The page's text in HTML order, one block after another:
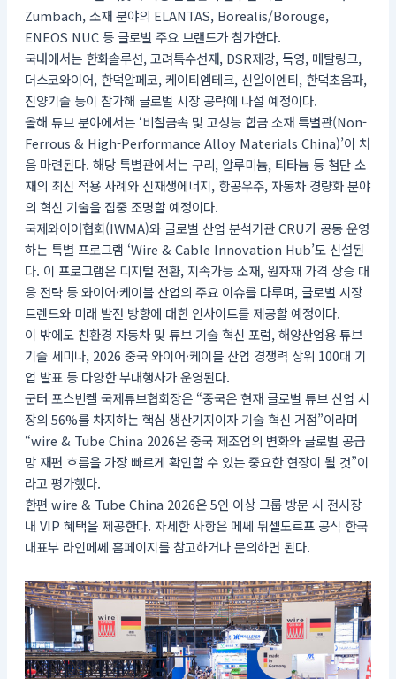
Zumbach, 소재 분야의 ELANTAS, Borealis/Borouge,
ENEOS NUC 등 글로벌 주요 브랜드가 참가한다.
국내에서는 한화솔루션, 고려특수선재, DSR제강, 득영, 메탈링크,
더스코와이어, 한덕알페코, 케이티엠테크, 신일이엔티, 한덕초음파,
진양기술 등이 참가해 글로벌 시장 공략에 나설 예정이다.
올해 튜브 분야에서는 ‘비철금속 및 고성능 합금 소재 특별관(Non-
Ferrous & High-Performance Alloy Materials China)’이 처
음 마련된다. 해당 특별관에서는 구리, 알루미늄, 티타늄 등 첨단 소
재의 최신 적용 사례와 신재생에너지, 항공우주, 자동차 경량화 분야
의 혁신 기술을 집중 조명할 예정이다.
국제와이어협회(IWMA)와 글로벌 산업 분석기관 CRU가 공동 운영
하는 특별 프로그램 ‘Wire & Cable Innovation Hub’도 신설된
다. 이 프로그램은 디지털 전환, 지속가능 소재, 원자재 가격 상승 대
응 전략 등 와이어·케이블 산업의 주요 이슈를 다루며, 글로벌 시장
트렌드와 미래 발전 방향에 대한 인사이트를 제공할 예정이다.
이 밖에도 친환경 자동차 및 튜브 기술 혁신 포럼, 해양산업용 튜브
기술 세미나, 2026 중국 와이어·케이블 산업 경쟁력 상위 100대 기
업 발표 등 다양한 부대행사가 운영된다.
군터 포스빈켈 국제튜브협회장은 “중국은 현재 글로벌 튜브 산업 시
장의 56%를 차지하는 핵심 생산기지이자 기술 혁신 거점”이라며
“wire & Tube China 2026은 중국 제조업의 변화와 글로벌 공급
망 재편 흐름을 가장 빠르게 확인할 수 있는 중요한 현장이 될 것”이
라고 평가했다.
한편 wire & Tube China 2026은 5인 이상 그룹 방문 시 전시장
내 VIP 혜택을 제공한다. 자세한 사항은 메쎄 뒤셀도르프 공식 한국
대표부 라인메쎄 홈페이지를 참고하거나 문의하면 된다.